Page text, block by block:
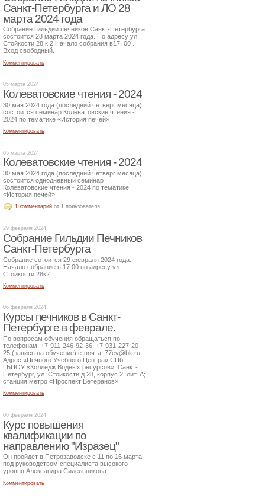
Санкт-Петербурга и ЛО 28
марта 2024 года
Собрание Гильдии печников Санкт-Петербурга
состоится 28 марта 2024 года. По адресу ул.
Стойкости 28 к.2 Начало собрания в17. 00 .
Вход свободный.
Комментировать
05 марта 2024
Колеватовские чтения - 2024
30 мая 2024 года (последний четверг месяца)
состоится семинар Колеватовские чтения -
2024 по тематике «История печей»
Комментировать
05 марта 2024
Колеватовские чтения - 2024
30 мая 2024 года (последний четверг месяца)
состоится однодневный семинар
Колеватовские чтения - 2024 по тематике
«История печей».
1 комментарий от 1 пользователя
29 февраля 2024
Собрание Гильдии Печников
Санкт-Петербурга
Собрание сотоится 29 февраля 2024 года.
Начало собрание в 17.00 по адресу ул.
Стойкости 28к2
Комментировать
06 февраля 2024
Курсы печников в Санкт-
Петербурге в феврале.
По вопросам обучения обращаться по
телефонам: +7-911-246-92-36, +7-931-227-20-
25 (запись на обучение) е-почта: 77ev@bk.ru
Адрес «Печного Учебного Центра» СПб
ГБПОУ «Колледж Водных ресурсов»: Санкт-
Петербург, ул. Стойкости д.28, корпус 2, лит. А;
станция метро «Проспект Ветеранов».
Комментировать
06 февраля 2024
Курс повышения
квалификации по
направлению "Изразец"
Он пройдет в Петрозаводске с 11 по 16 марта
под руководством специалиста высокого
уровня Александра Сидельникова.
Комментировать